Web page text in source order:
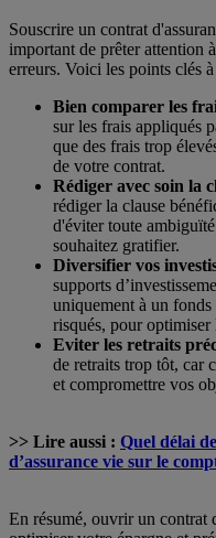
Souscrire un contrat
important de prêter attention
erreurs. Voici les points clés
Bien comparer les
sur les frais appliqués
que des frais trop
de votre contrat.
Rédiger avec soin la
rédiger la clause
d'éviter toute
souhaitez gratifier.
Diversifier vos
supports
uniquement à un fonds
risqués, pour
Eviter les retraits
de retraits trop tôt, car
et compromettre vos
>> Lire aussi : Quel délai
d’assurance vie sur le
En résumé, ouvrir un contrat